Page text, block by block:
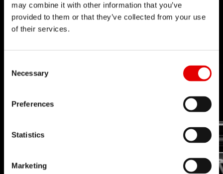
may combine it with other information that you’ve
provided to them or that they’ve collected from your use
of their services.
Necessary
Preferences
Statistics
Marketing
我們對於工程藝術深信不疑，並為了追求卓越的產品
開發流程而努力。我們的理念是透過內部研發的技術